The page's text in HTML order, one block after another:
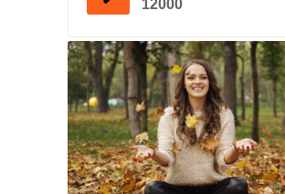
12000